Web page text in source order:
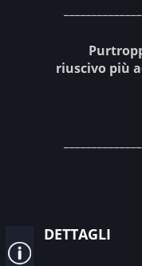
riuscivo più
dettagli